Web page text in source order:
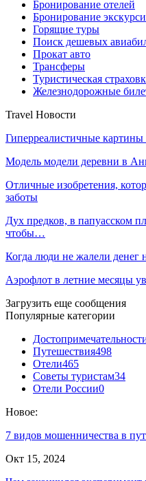
Бронирование отелей
Бронирование
Горящие туры
Поиск дешевых
Прокат авто
Трансферы
Туристическая
Железнодорожные
Travel Новости
Гиперреалистичные
Модель модели деревни в
Отличные изобретения,
заботы
Дух предков, в папуасском
чтобы…
Когда люди не жалели денег
Аэрофлот в летние месяцы
Загрузить еще сообщения
Популярные категории
Путешествия498
Отели465
Советы туристам34
Отели России0
Новое:
7 видов мошенничества в
Окт 15, 2024